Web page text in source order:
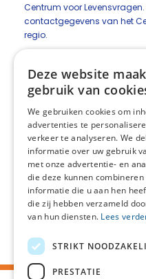
Centrum voor Levensvragen.
contactgegevens van het
regio.
Vragen over
zorg in onze regio
Voor informatie over
Voor vragen over
opnemen met de
Nederland is verdeeld in 65
Netwerk Palliatieve Zorg
bepaalde regio samen om
organiseren en om goede
Deze website
gebruik van
We gebruiken cookies om
advertenties te
verkeer te analyseren. We
informatie over uw gebruik
met onze advertentie- en
die deze kunnen
informatie die u aan hen
die zij hebben verzameld
van hun diensten. Lees
STRIKT
PRESTATIE